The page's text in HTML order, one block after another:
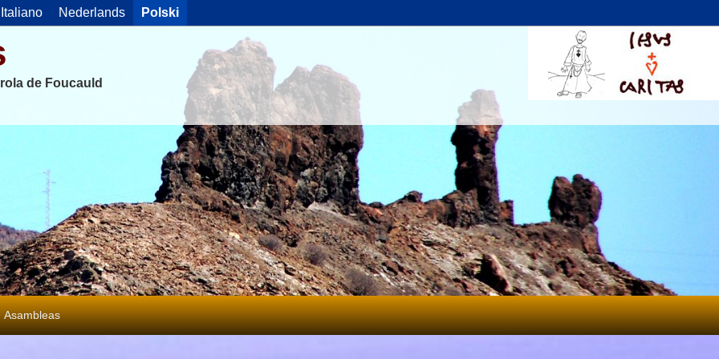
Italiano Nederlands Polski
de Foucauld
Asambleas